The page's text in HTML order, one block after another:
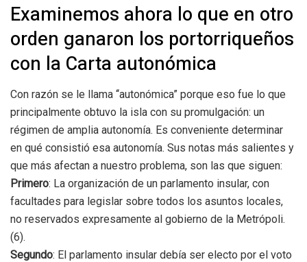
Examinemos ahora lo que en otro
orden ganaron los portorriqueños
con la Carta autonómica
Con razón se le llama ‘‘autonómica” porque eso fue lo que
principalmente obtuvo la isla con su promulgación: un
régimen de amplia autonomía. Es conveniente determinar
en qué consistió esa autonomía. Sus notas más salientes y
que más afectan a nuestro problema, son las que siguen:
Primero: La organización de un parlamento insular, con
facultades para legislar sobre todos los asuntos locales,
no reservados expresamente al gobierno de la Metrópoli.
(6).
Segundo: El parlamento insular debía ser electo por el voto